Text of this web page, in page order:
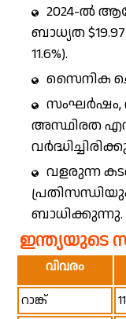
2024-ൽ
ബാധ്യത
11.6%).
സൈനിക
സംഘർഷം,
അസ്ഥിരത
വളരുന്ന
ബാധിക്കുന്നു.
ഇന്ത്യയുടെ
വിവരം
റാങ്ക്